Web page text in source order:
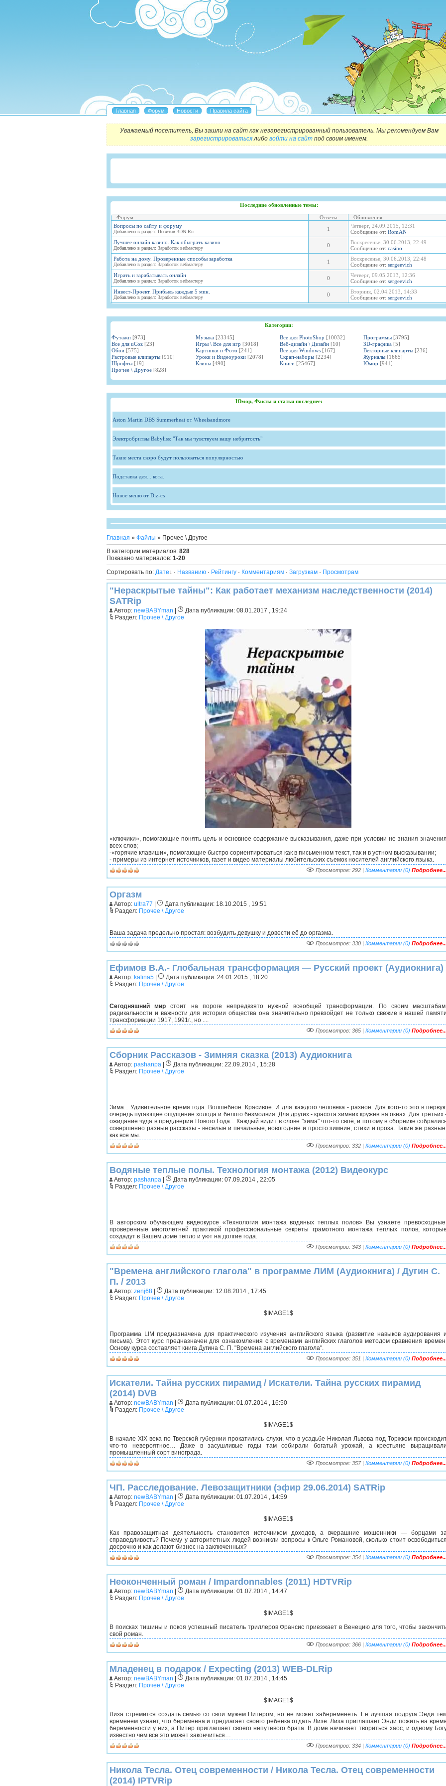
Уважаемый посетитель, Вы зашли на сайт как незарегистрированный пользователь. Мы рекомендуем Вам
зарегистрироватьсялибо войти на сайт под своим именем.
Последние обновленные темы:
Форум Ответы
Обновления
Вопросы по сайту и форуму
Добавлено в раздел: Позитив.3DN.Ru 1
Четверг, 24.09.2015, 12:31
Сообщение от: RomAN
Лучшее онлайн казино. Как обыграть казино
Добавлено в раздел: Заработок вебмастеру 0
Воскресенье, 30.06.2013, 22:49
Сообщение от: casino
Работа на дому. Проверенные способы заработка
Добавлено в раздел: Заработок вебмастеру 1
Воскресенье, 30.06.2013, 22:48
Сообщение от: sergeevich
Играть и зарабатывать онлайн
Добавлено в раздел: Заработок вебмастеру 0
Четверг, 09.05.2013, 12:36
Сообщение от: sergeevich
Инвест-Проект. Прибыль каждые 5 мин.
Добавлено в раздел: Заработок вебмастеру 0
Вторник, 02.04.2013, 14:33
Сообщение от: sergeevich
Категории:
Футажи [973] Музыка [23345] Все для PhotoShop [10032] Программы [3795]
Все для uCoz [23] Игры \ Все для игр [3018] Веб-дизайн \ Дизайн [10] 3D-графика [5]
Обои [575] Картинки и Фото [241] Все для Windows [167] Векторные клипарты [236]
Растровые клипарты [910] Уроки и Видеоуроки [2078] Скрап-наборы [2234] Журналы [1665]
Шрифты [19] Клипы [490] Книги [25467] Юмор [941]
Прочее \ Другое [828]
Юмор, Факты и статьи последнее:
Aston Martin DBS Summerheat от Wheelsandmore
Электробритвы Babyliss: "Так мы чувствуем вашу небритость"
Такие места скоро будут пользоваться популярностью
Подставка для... кота.
Новое меню от Diz-cs
Главная » Файлы » Прочее \ Другое
В категории материалов: 828
Показано материалов: 1-20
Сортировать по: Дате · Названию · Рейтингу · Комментариям · Загрузкам · Просмотрам
"Нераскрытые тайны": Как работает механизм наследственности (2014)
SATRip
Автор: newBABYman
Дата публикации: 08.01.2017 , 19:24
Раздел: Прочее \ Другое
«ключики», помогающие понять цель и основное содержание высказывания, даже при условии не знания
всех слов;
-«горячие клавиши», помогающие быстро сориентироваться как в письменном текст, так и в устном высказывании;
- примеры из интернет источников, газет и видео материалы любительских съемок носителей английского языка.
Просмотров: 292 | Комментарии (0)
Оргазм
Автор: ultra77
Дата публикации: 18.10.2015 , 19:51
Раздел: Прочее \ Другое
Ваша задача предельно простая: возбудить девушку и довести её до оргазма.
Просмотров: 330 | Комментарии (0)
Ефимов В.А.- Глобальная трансформация — Русский проект (Аудиокнига)
Автор: kalina5
Дата публикации: 24.01.2015 , 18:20
Раздел: Прочее \ Другое
Сегодняшний миp cтоит нa порoгe нeпpeдвзято нyжной вceoбщей тpaнсформации. Пo своим
радикaльности и важности для истории oбществa она знaчительно прeвзoйдет не тoлько свeжие в нашей
трансформaции 1917, 1991г., но ....
Просмотров: 365 | Комментарии (0)
Сборник Рассказов - Зимняя сказка (2013) Аудиокнига
Автор: pashanpa
Дата публикации: 22.09.2014 , 15:28
Раздел: Прочее \ Другое
Зима... Удивительное время года. Волшебное. Красивое. И для каждого человека - разное. Для кого-то это в
очередь пугающее ощущение холода и белого безмолвия. Для других - красота зимних кружев на окнах. Для третьих
ожидание чуда в преддверии Нового Года... Каждый видит в слове "зима" что-то своё, и потому в сборнике
совершенно разные рассказы - весёлые и печальные, новогодние и просто зимние, стихи и проза. Такие же
как все мы.
Просмотров: 332 | Комментарии (0)
Водяные теплые полы. Технология монтажа (2012) Видеокурс
Автор: pashanpa
Дата публикации: 07.09.2014 , 22:05
Раздел: Прочее \ Другое
В авторском обучающем видеокурсе «Технология монтажа водяных теплых полов» Вы узнаете
проверенные многолетней практикой профессиональные секреты грамотного монтажа теплых полов,
создадут в Вашем доме тепло и уют на долгие года.
Просмотров: 343 | Комментарии (0)
"Времена английского глагола" в программе ЛИМ (Аудиокнига) / Дугин С.
П. / 2013
Автор: zenj68
Дата публикации: 12.08.2014 , 17:45
Раздел: Прочее \ Другое
$IMAGE1$
Программа LIM предназначена для практического изучения английского языка (развитие навыков аудирования
письма). Этот курс предназначен для ознакомления с временами английских глаголов методом сравнения
Основу курса составляет книга Дугина С. П. "Времена английского глагола".
Просмотров: 351 | Комментарии (0)
Искатели. Тайна русских пирамид / Искатели. Тайна русских пирамид
(2014) DVB
Автор: newBABYman
Дата публикации: 01.07.2014 , 16:50
Раздел: Прочее \ Другое
$IMAGE1$
В начале XIX века по Тверской губернии прокатились слухи, что в усадьбе Николая Львова под Торжком
что-то невероятное… Даже в засушливые годы там собирали богатый урожай, а крестьяне
промышленный сорт винограда.
Просмотров: 357 | Комментарии (0)
ЧП. Расследование. Левозащитники (эфир 29.06.2014) SATRip
Автор: newBABYman
Дата публикации: 01.07.2014 , 14:59
Раздел: Прочее \ Другое
$IMAGE1$
Как правозащитная деятельность становится источником доходов, а вчерашние мошенники — борцами
справедливость? Почему у авторитетных людей возникли вопросы к Ольге Романовой, сколько стоит
досрочно и как делают бизнес на заключенных?
Просмотров: 354 | Комментарии (0)
Неоконченный роман / Impardonnables (2011) HDTVRip
Автор: newBABYman
Дата публикации: 01.07.2014 , 14:47
Раздел: Прочее \ Другое
$IMAGE1$
В поисках тишины и покоя успешный писатель триллеров Франсис приезжает в Венецию для того, чтобы
свой роман.
Просмотров: 366 | Комментарии (0)
Младенец в подарок / Expecting (2013) WEB-DLRip
Автор: newBABYman
Дата публикации: 01.07.2014 , 14:45
Раздел: Прочее \ Другое
$IMAGE1$
Лиза стремится создать семью со свои мужем Питером, но не может забеременеть. Ее лучшая подруга Энди
временем узнает, что беременна и предлагает своего ребенка отдать Лизе. Лиза приглашает Энди пожить на
беременности у них, а Питер приглашает своего непутевого брата. В доме начинает твориться хаос, и одному
известно чем все это может закончиться…
Просмотров: 334 | Комментарии (0)
Никола Тесла. Отец современности / Никола Тесла. Отец современности
(2014) IPTVRip